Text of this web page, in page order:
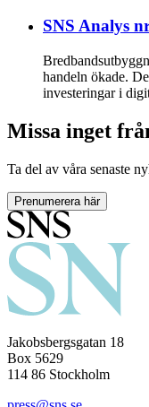
SNS Analys
handeln ökade.
investeringar i
Missa inget
Ta del av våra senaste
Prenumerera här
Jakobsbergsgatan 18
Box 5629
114 86 Stockholm